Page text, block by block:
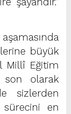
büyük
Millî Eğitim
son olarak
sizlerden
sürecini en